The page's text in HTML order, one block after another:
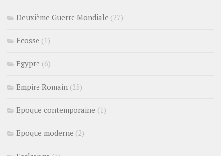
Deuxième Guerre Mondiale (27)
Ecosse (1)
Egypte (6)
Empire Romain (25)
Epoque contemporaine (1)
Epoque moderne (2)